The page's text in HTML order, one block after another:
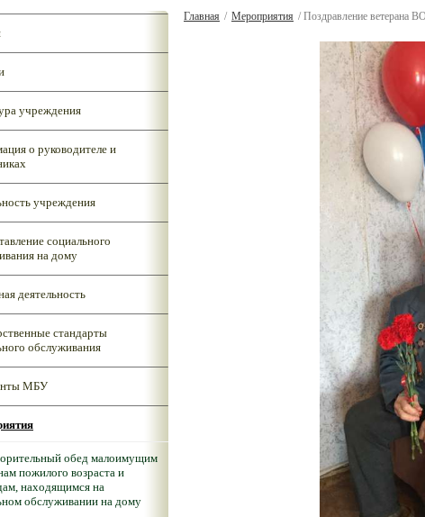
учреждения
о руководителе и
учреждения
социального
на дому
деятельность
стандарты
обслуживания
МБУ
обед малоимущим
пожилого возраста и
находящимся на
обслуживании на дому
Главная / Мероприятия / Поздравление ветерана